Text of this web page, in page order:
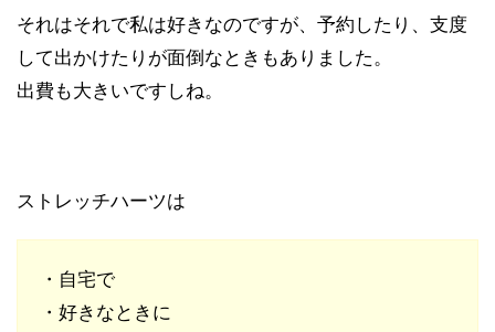
それはそれで私は好きなのですが、予約したり、支度
して出かけたりが面倒なときもありました。
出費も大きいですしね。
ストレッチハーツは
・自宅で
・好きなときに